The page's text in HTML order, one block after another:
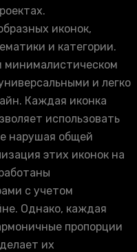
иконок,
и категории.
минималистическом
и легко
Каждая иконка
использовать
нарушая общей
этих иконок на
с учетом
Однако, каждая
пропорции
их